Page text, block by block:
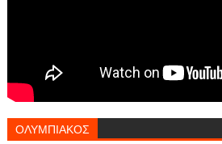
ΟΛΥΜΠΙΑΚΟΣ